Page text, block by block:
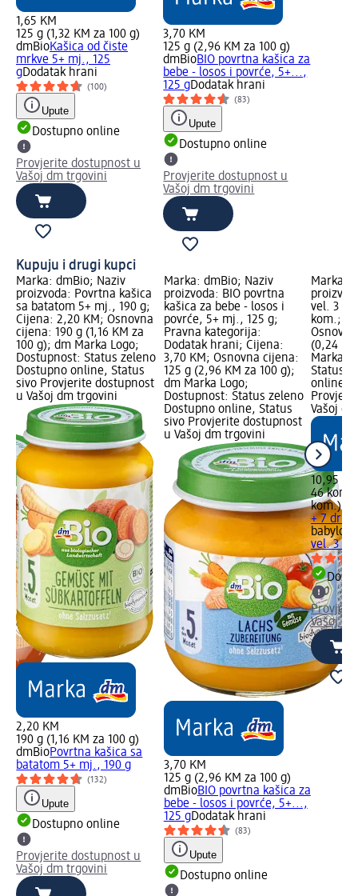
1,65 KM
125 g (1,32 KM za 100 g)
dmBioKašica od čiste
mrkve 5+ mj., 125
gDodatak hrani
(100)
Upute
Dostupno online
Provjerite dostupnost u
Vašoj dm trgovini
3,70 KM
125 g (2,96 KM za 100 g)
dmBioBIO povrtna kašica za
bebe - losos i povrće, 5+...,
125 gDodatak hrani
(83)
Upute
Dostupno online
Provjerite dostupnost u
Vašoj dm trgovini
Kupuju i drugi kupci
Marka: dmBio; Naziv
proizvoda: Povrtna kašica
sa batatom 5+ mj., 190 g;
Cijena: 2,20 KM; Osnovna
cijena: 190 g (1,16 KM za
100 g); dm Marka Logo;
Dostupnost: Status zeleno
Dostupno online, Status
sivo Provjerite dostupnost
u Vašoj dm trgovini
2,20 KM
190 g (1,16 KM za 100 g)
dmBioPovrtna kašica sa
batatom 5+ mj., 190 g
(132)
Upute
Dostupno online
Provjerite dostupnost u
Vašoj dm trgovini
Marka: dmBio; Naziv
proizvoda: BIO povrtna
kašica za bebe - losos i
povrće, 5+ mj., 125 g;
Pravna kategorija:
Dodatak hrani; Cijena:
3,70 KM; Osnovna cijena:
125 g (2,96 KM za 100 g);
dm Marka Logo;
Dostupnost: Status zeleno
Dostupno online, Status
sivo Provjerite dostupnost
u Vašoj dm trgovini
3,70 KM
125 g (2,96 KM za 100 g)
dmBioBIO povrtna kašica za
bebe - losos i povrće, 5+...,
125 gDodatak hrani
(83)
Upute
Dostupno online
Marka:
vel. 3
kom.;
(0,24
Marka
Status
online,
Vašoj
10,95
46 kom.
kom.)
+ 7
babylove
vel. 3
Vašoj